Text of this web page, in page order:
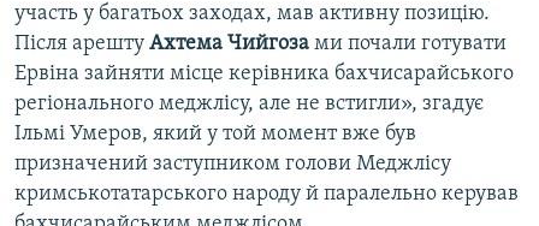
участь у багатьох заходах, мав активну позицію.
Після арешту Ахтема Чийгоза ми почали готувати
Ервіна зайняти місце керівника бахчисарайського
регіонального меджлісу, але не встигли», згадує
Ільмі Умеров, який у той момент вже був
призначений заступником голови Меджлісу
кримськотатарського народу й паралельно керував